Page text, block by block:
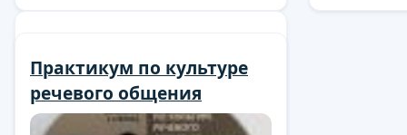
балаларға арналған
мультимедиалық
бағдарлама
Практикум по культуре
речевого общения